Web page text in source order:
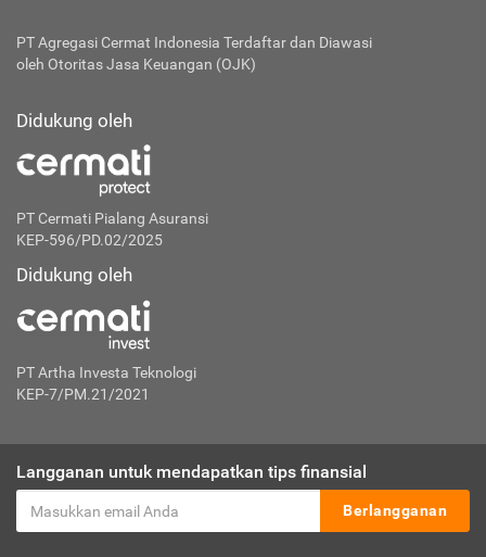
PT Agregasi Cermat Indonesia Terdaftar dan Diawasi
oleh Otoritas Jasa Keuangan (OJK)
Didukung oleh
PT Cermati Pialang Asuransi
KEP-596/PD.02/2025
Didukung oleh
PT Artha Investa Teknologi
KEP-7/PM.21/2021
Langganan untuk mendapatkan tips finansial
Berlangganan